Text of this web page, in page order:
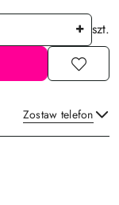
szt.
Zostaw telefon